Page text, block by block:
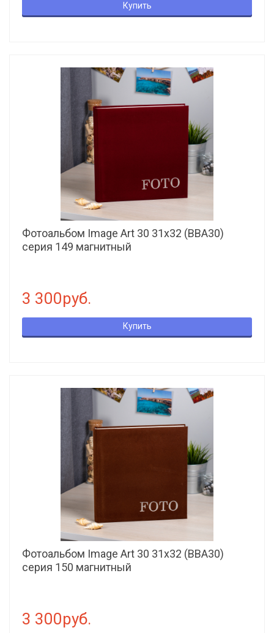
Купить
Фотоальбом Image Art 30 31x32 (ВВА30)
серия 149 магнитный
3 300руб.
Купить
Фотоальбом Image Art 30 31x32 (ВВА30)
серия 150 магнитный
3 300руб.